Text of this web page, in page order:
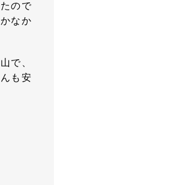
ので
なか
で、
も安